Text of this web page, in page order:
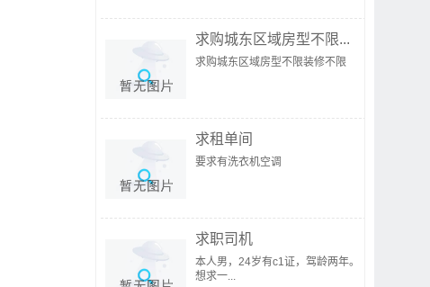
求购城东区域房型不限...
求购城东区域房型不限装修不限
求租单间
要求有洗衣机空调
求职司机
本人男，24岁有c1证，驾龄两年。
想求一...